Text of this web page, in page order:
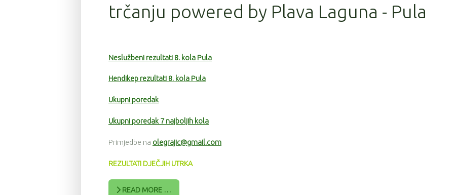
trčanju powered by Plava Laguna - Pula
Neslužbeni rezultati 8. kola Pula
Hendikep rezultati 8. kola Pula
Ukupni poredak
Ukupni poredak 7 najboljih kola
Primjedbe na olegrajic@gmail.com
REZULTATI DJEČJIH UTRKA
READ MORE …